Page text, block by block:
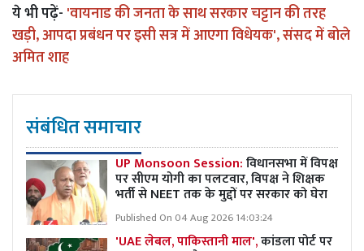
ये भी पढ़ें- 'वायनाड की जनता के साथ सरकार चट्टान की तरह
खड़ी, आपदा प्रबंधन पर इसी सत्र में आएगा विधेयक', संसद में बोले
अमित शाह
संबंधित समाचार
UP Monsoon Session:विधानसभा में विपक्ष
पर सीएम योगी का पलटवार, विपक्ष ने शिक्षक
भर्ती से NEET तक के मुद्दों पर सरकार को घेरा
Published On 04 Aug 2026 14:03:24
'UAE लेबल, पाकिस्तानी माल',कांडला पोर्ट पर